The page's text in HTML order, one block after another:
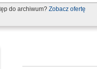
do archiwum? Zobacz ofertę